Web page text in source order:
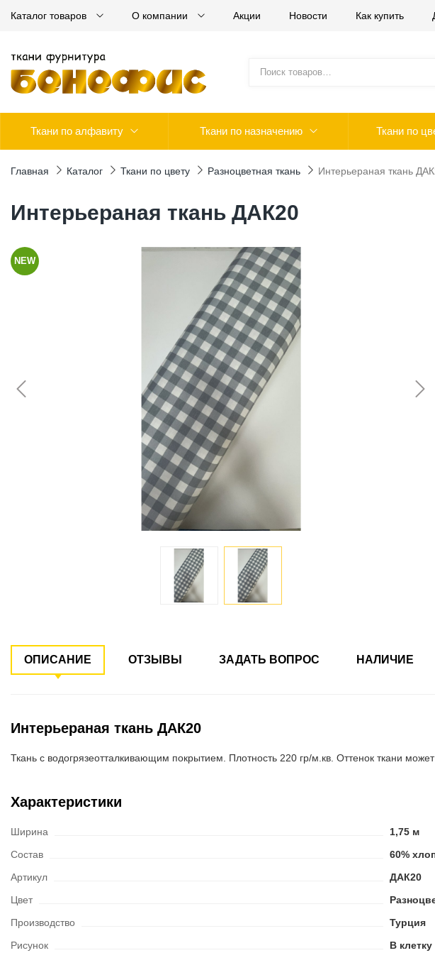
Каталог товаров О компании Акции Новости Как купить
Ткани по алфавиту Ткани по назначению Ткани по
Главная Каталог Ткани по цвету Разноцветная ткань Интерьераная ткань
Интерьераная ткань ДАК20
NEW
ОПИСАНИЕ ОТЗЫВЫ ЗАДАТЬ ВОПРОС НАЛИЧИЕ
Интерьераная ткань ДАК20
Ткань с водогрязеотталкивающим покрытием. Плотность 220 гр/м.кв. Оттенок ткани может
Характеристики
Ширина
1,75 м
Состав
60%
Артикул
ДАК20
Цвет
Производство
Турция
Рисунок
В клетку